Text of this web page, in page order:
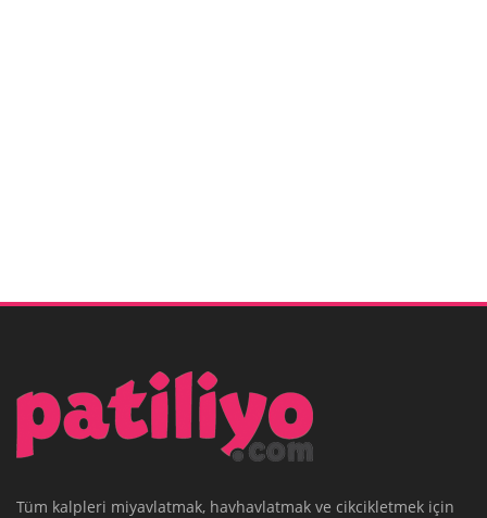
Tüm kalpleri miyavlatmak, havhavlatmak ve cikcikletmek için